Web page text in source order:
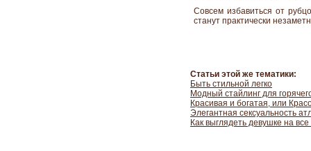
Совсем избавиться от
станут практически
Статьи этой же тематики:
Быть стильной легко
Модный стайлинг для
Красивая и богатая, или
Элегантная сексуальность
Как выглядеть девушке на